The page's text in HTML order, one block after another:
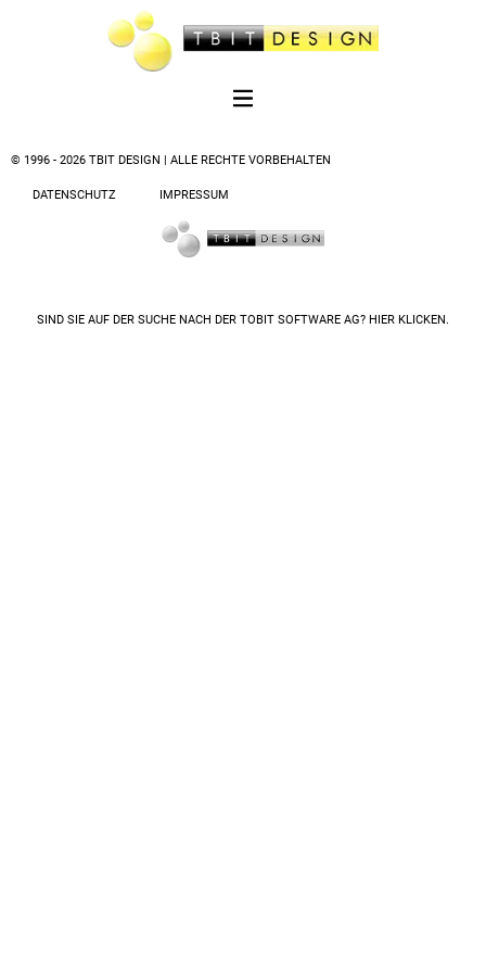
© 1996 - 2026 TBIT DESIGN | ALLE RECHTE VORBEHALTEN
DATENSCHUTZ IMPRESSUM
SIND SIE AUF DER SUCHE NACH DER TOBIT SOFTWARE AG? HIER KLICKEN.